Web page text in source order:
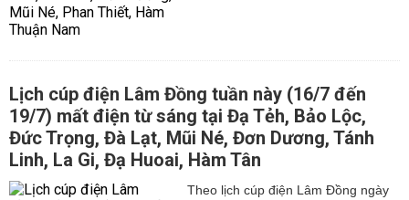
Lịch cúp điện Lâm Đồng tuần này (16/7 đến
19/7) mất điện từ sáng tại Đạ Tẻh, Bảo Lộc,
Đức Trọng, Đà Lạt, Mũi Né, Đơn Dương, Tánh
Linh, La Gi, Đạ Huoai, Hàm Tân
Theo lịch cúp điện Lâm Đồng ngày